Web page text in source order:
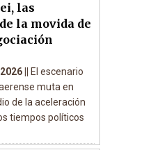
las
la movida de
||
El escenario
muta en
de la aceleración
tiempos políticos